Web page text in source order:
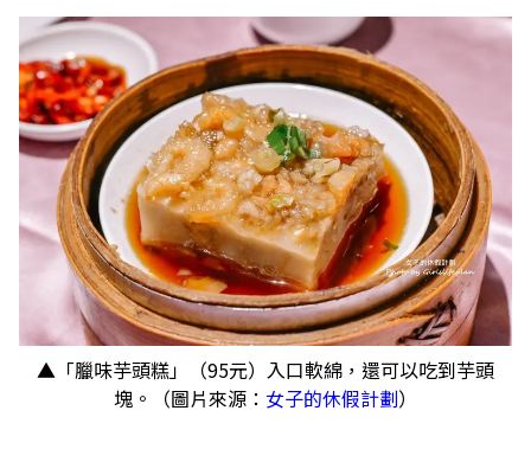
▲「臘味芋頭糕」（95元）入口軟綿，還可以吃到芋頭
塊。（圖片來源： 女子的休假計劃）